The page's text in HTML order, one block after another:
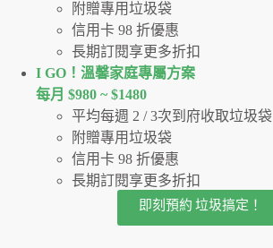
附贈專用垃圾袋
信用卡 98 折優惠
長期訂閱享更多折扣
I GO！溫馨家庭專屬方案
每月 $980 ~ $1480
平均每週 2 / 3次到府收取垃圾袋
附贈專用垃圾袋
信用卡 98 折優惠
長期訂閱享更多折扣
即刻預約 垃圾搞定！